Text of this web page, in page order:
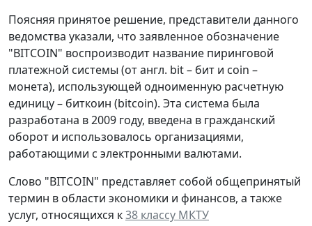
Поясняя принятое решение, представители данного
ведомства указали, что заявленное обозначение
"BITCOIN" воспроизводит название пиринговой
платежной системы (от англ. bit – бит и coin –
монета), использующей одноименную расчетную
единицу – биткоин (bitcoin). Эта система была
разработана в 2009 году, введена в гражданский
оборот и использовалось организациями,
работающими с электронными валютами.
Слово "BITCOIN" представляет собой общепринятый
термин в области экономики и финансов, а также
услуг, относящихся к38 классу МКТУ